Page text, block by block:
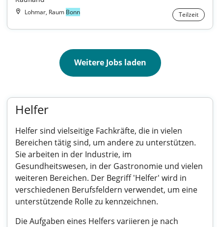
Lohmar, Raum Bonn Teilzeit
Weitere Jobs laden
Helfer
Helfer sind vielseitige Fachkräfte, die in vielen
Bereichen tätig sind, um andere zu unterstützen.
Sie arbeiten in der Industrie, im
Gesundheitswesen, in der Gastronomie und vielen
weiteren Bereichen. Der Begriff 'Helfer' wird in
verschiedenen Berufsfeldern verwendet, um eine
unterstützende Rolle zu kennzeichnen.
Die Aufgaben eines Helfers variieren je nach